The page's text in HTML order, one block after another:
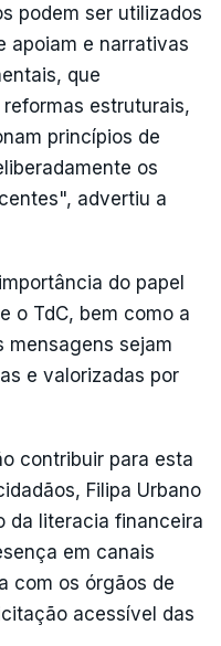
podem ser utilizados
apoiam e narrativas
que
estruturais,
princípios de
os
advertiu a
do papel
o TdC, bem como a
mensagens sejam
e valorizadas por
contribuir para esta
Filipa Urbano
da literacia financeira
em canais
com os órgãos de
acessível das